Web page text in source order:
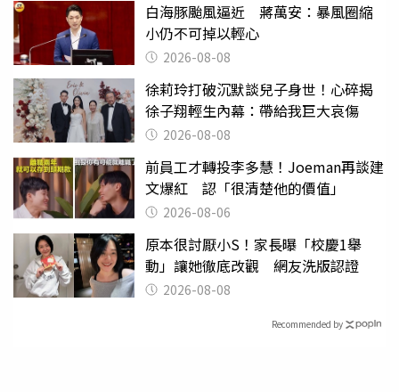
白海豚颱風逼近 蔣萬安：暴風圈縮
小仍不可掉以輕心
2026-08-08
徐莉玲打破沉默談兒子身世！心碎揭
徐子翔輕生內幕：帶給我巨大哀傷
2026-08-08
前員工才轉投李多慧！Joeman再談建
文爆紅 認「很清楚他的價值」
2026-08-06
原本很討厭小S！家長曝「校慶1舉
動」讓她徹底改觀 網友洗版認證
2026-08-08
Recommended by